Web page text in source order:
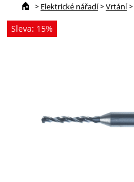
> Elektrické nářadí>Vrtání>
Sleva: 15%